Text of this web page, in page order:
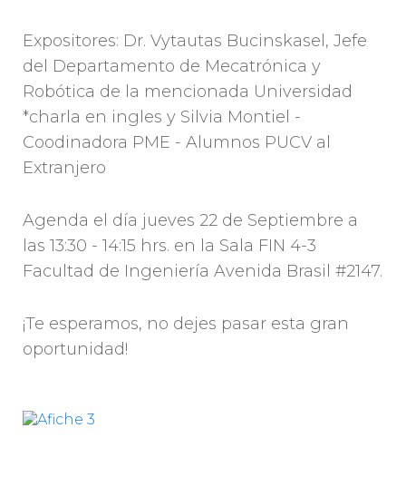
Expositores: Dr. Vytautas Bucinskasel, Jefe
del Departamento de Mecatrónica y
Robótica de la mencionada Universidad
*charla en ingles y Silvia Montiel -
Coodinadora PME - Alumnos PUCV al
Extranjero
Agenda el día jueves 22 de Septiembre a
las 13:30 - 14:15 hrs. en la Sala FIN 4-3
Facultad de Ingeniería Avenida Brasil #2147.
¡Te esperamos, no dejes pasar esta gran
oportunidad!